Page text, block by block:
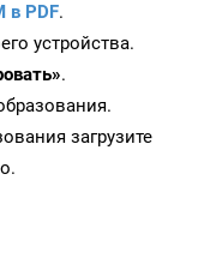
в PDF.
устройства.
.
загрузите